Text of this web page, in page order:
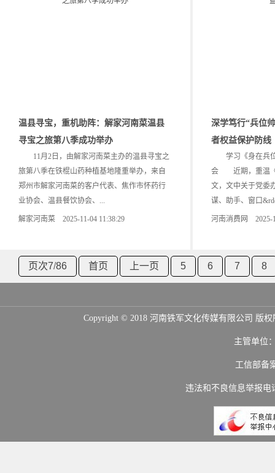
温县寻宝，重机助阵：解家河南菜温县
寻宝之旅第八季成功举办
11月2日，由解家河南菜主办的温县寻宝之
旅第八季在铁棍山药种植基地隆重举办，来自
郑州市解家河南菜的客户代表、焦作市怀药行
业协会、温县餐饮协会、...
解家河南菜 2025-11-04 11:38:29
深学笃行“兵位
者权益保护防线
学习《身在兵位
会 近期，重温《
文，文中关于党委
谋、助手、窗口
河南消费网 2025-
页次7/86 首页 上一页 5 6 7 8
Copyright © 2018 河南铁军文化传媒有限公司 版
主管单位
工信部备
违法和不良信息举报